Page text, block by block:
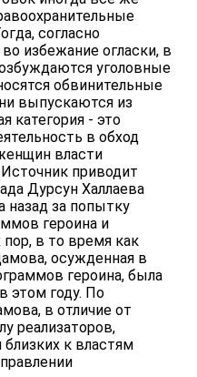
согласно
избежание огласки, в
уголовные
обвинительные
выпускаются из
категория - это
в обход
власти
приводит
Дурсун Халлаева
назад за попытку
героина и
в то время как
осужденная в
героина, была
этом году. По
в отличие от
реализаторов,
к властям